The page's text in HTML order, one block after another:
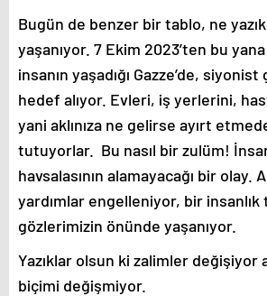
Bugün de benzer bir tablo, ne yazık
yaşanıyor. 7 Ekim 2023’ten bu
insanın yaşadığı Gazze’de,
hedef alıyor. Evleri, iş yerlerini,
yani aklınıza ne gelirse ayırt
tutuyorlar. Bu nasıl bir zulüm!
havsalasının alamayacağı bir olay.
yardımlar engelleniyor, bir insanlık
gözlerimizin önünde yaşanıyor.
Yazıklar olsun ki zalimler değişiyor
biçimi değişmiyor.